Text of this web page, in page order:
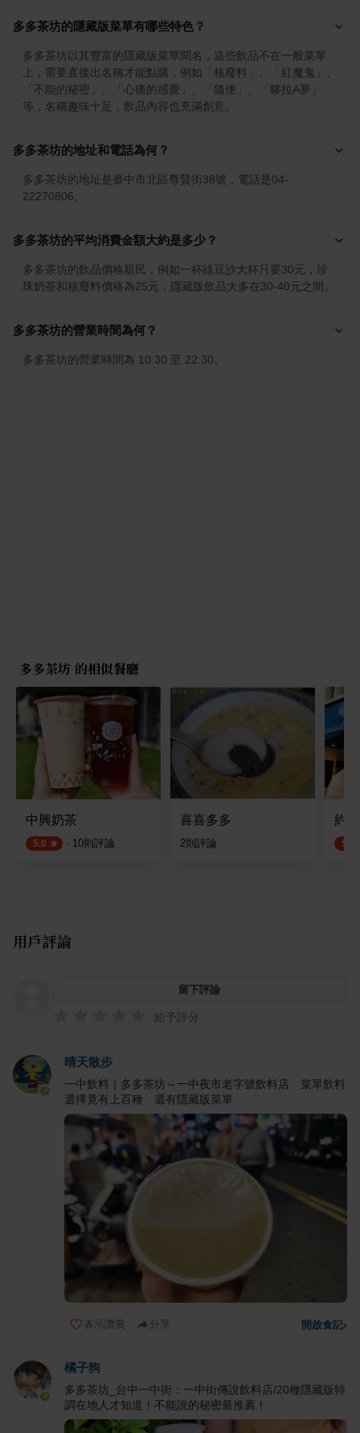
多多茶坊的隱藏版菜單有哪些特色？
多多茶坊以其豐富的隱藏版菜單聞名，這些飲品不在一般菜單
上，需要直接出名稱才能點購，例如「核廢料」、「紅魔鬼」、
「不能的秘密」、「心痛的感覺」、「隨便」、「哆拉A夢」
等，名稱趣味十足，飲品內容也充滿創意。
多多茶坊的地址和電話為何？
多多茶坊的地址是臺中市北區尊賢街38號，電話是04-
22270806。
多多茶坊的平均消費金額大約是多少？
多多茶坊的飲品價格親民，例如一杯綠豆沙大杯只要30元，珍
珠奶茶和核廢料價格為25元，隱藏版飲品大多在30-40元之間。
多多茶坊的營業時間為何？
多多茶坊的營業時間為 10:30 至 22:30。
多多茶坊 的相似餐廳
中興奶茶
5.0 · 10則評論
喜喜多多
2則評論
約
5.0
用戶評論
留下評論
給予評分
晴天散步
一中飲料｜多多茶坊～一中夜市老字號飲料店 菜單飲料
選擇竟有上百種 還有隱藏版菜單
表示讚賞 分享 開啟食記›
橘子狗
多多茶坊_台中一中街：一中街傳說飲料店/20種隱藏版特
調在地人才知道！不能說的秘密最推薦！